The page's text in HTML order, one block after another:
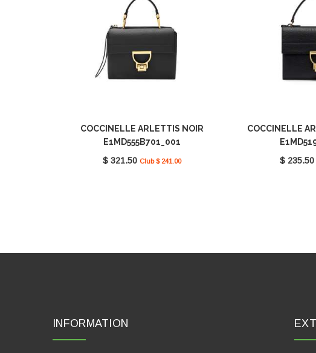
COCCINELLE ARLETTIS NOIR
E1MD555B701_001
$ 321.50 Club $ 241.00
COCCINELLE
$ 235.50
INFORMATION